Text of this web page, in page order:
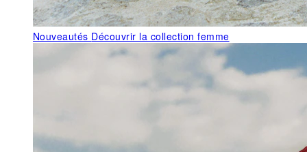
Nouveautés Découvrir la collection femme